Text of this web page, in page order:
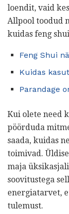
loendit, vaid
Allpool toodud
kuidas feng
Feng Shui
Kuidas
Parandage
Kui olete need
pöörduda
saada, kuidas
toimivad.
maja
soovitustega
energiatarvet,
tulemust.